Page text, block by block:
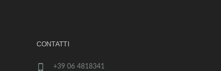
CONTATTI
+39 06 4818341